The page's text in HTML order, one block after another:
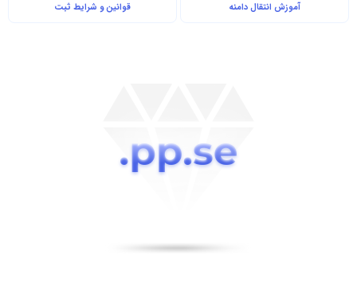
آموزش انتقال دامنه قوانین و شرایط ثبت